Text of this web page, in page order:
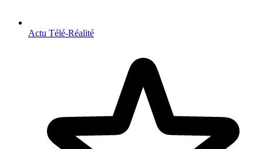
Actu Télé-Réalité